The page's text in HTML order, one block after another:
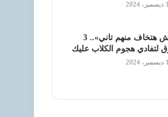
«مش هتخاف منهم تاني».. 3
لتفادي هجوم الكلاب عليك